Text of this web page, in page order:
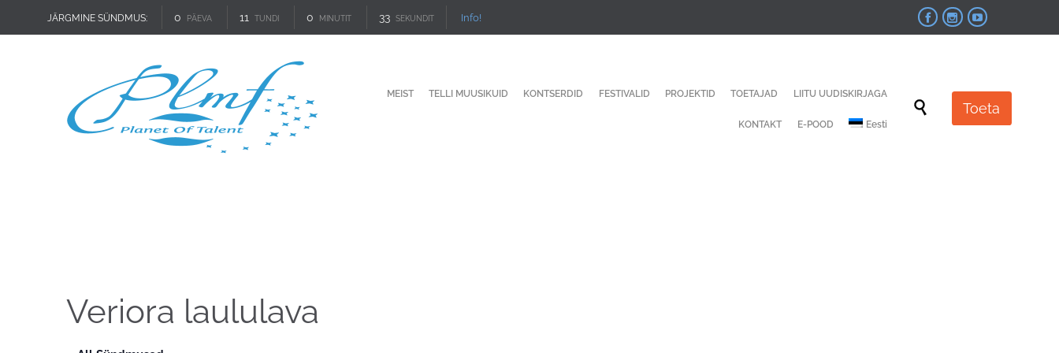
JÄRGMINE SÜNDMUS: 0 PÄEVA 11 TUNDI 0 MINUTIT 33 SEKUNDIT Info!   
content
MEIST TELLI MUUSIKUID KONTSERDID FESTIVALID PROJEKTID TOETAJAD LIITU UUDISKIRJAGA
KONTAKT E-POOD Eesti
 Toeta
Veriora laululava